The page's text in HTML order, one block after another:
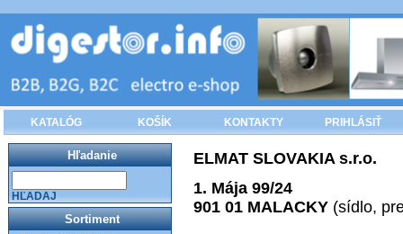
KATALÓG KOŠÍK KONTAKTY PRIHLÁSIŤ
ELMAT SLOVAKIA s.r.o.
1. Mája 99/24
901 01 MALACKY (sídlo,
Hľadanie
HĽADAJ
Sortiment